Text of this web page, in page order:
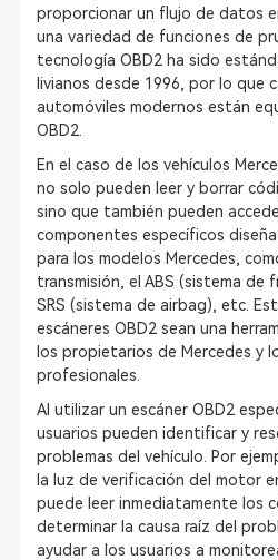
proporcionar un flujo de datos
una variedad de funciones de
tecnología OBD2 ha sido
livianos desde 1996, por lo que
automóviles modernos están
OBD2.
En el caso de los vehículos
no solo pueden leer y borrar
sino que también pueden
componentes específicos
para los modelos Mercedes,
transmisión, el ABS (sistema de
SRS (sistema de airbag), etc.
escáneres OBD2 sean una
los propietarios de Mercedes y
profesionales.
Al utilizar un escáner OBD2
usuarios pueden identificar y
problemas del vehículo. Por
la luz de verificación del motor
puede leer inmediatamente los
determinar la causa raíz del
ayudar a los usuarios a